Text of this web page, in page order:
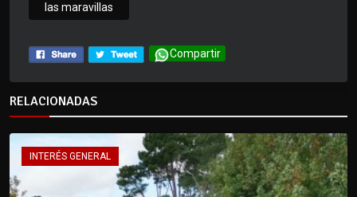
las maravillas
Compartir
RELACIONADAS
INTERÉS GENERAL